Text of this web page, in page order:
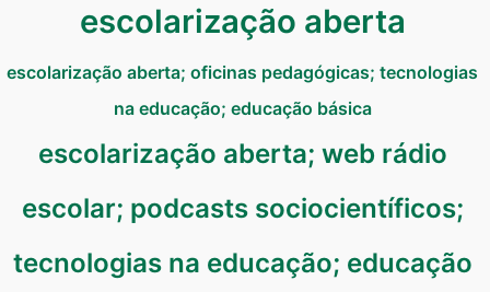
escolarização aberta
escolarização aberta; oficinas pedagógicas; tecnologias
na educação; educação básica
escolarização aberta; web rádio
escolar; podcasts sociocientíficos;
tecnologias na educação; educação